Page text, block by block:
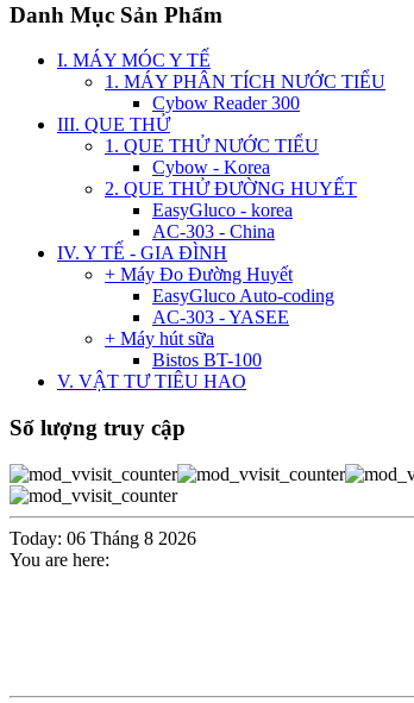
Danh Mục Sản Phẩm
I. MÁY MÓC Y TẾ
1. MÁY PHÂN TÍCH NƯỚC TIỂU
Cybow Reader 300
III. QUE THỬ
1. QUE THỬ NƯỚC TIỂU
Cybow - Korea
2. QUE THỬ ĐƯỜNG HUYẾT
EasyGluco - korea
AC-303 - China
IV. Y TẾ - GIA ĐÌNH
+ Máy Đo Đường Huyết
EasyGluco Auto-coding
AC-303 - YASEE
+ Máy hút sữa
Bistos BT-100
V. VẬT TƯ TIÊU HAO
Số lượng truy cập
Today: 06 Tháng 8 2026
You are here: